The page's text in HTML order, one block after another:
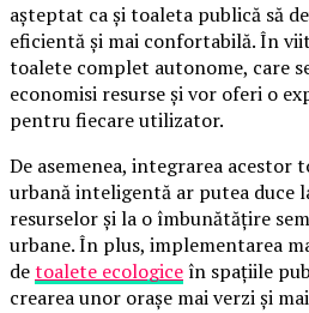
așteptat ca și toaleta publică să
eficientă și mai confortabilă. În
toalete complet autonome, care
economisi resurse și vor oferi o
pentru fiecare utilizator.
De asemenea, integrarea
urbană inteligentă ar putea duce
resurselor și la o îmbunătățire
urbane. În plus, implementarea
detoalete ecologiceîn spațiile
crearea unor orașe mai verzi și